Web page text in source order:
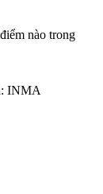
nào trong
INMA